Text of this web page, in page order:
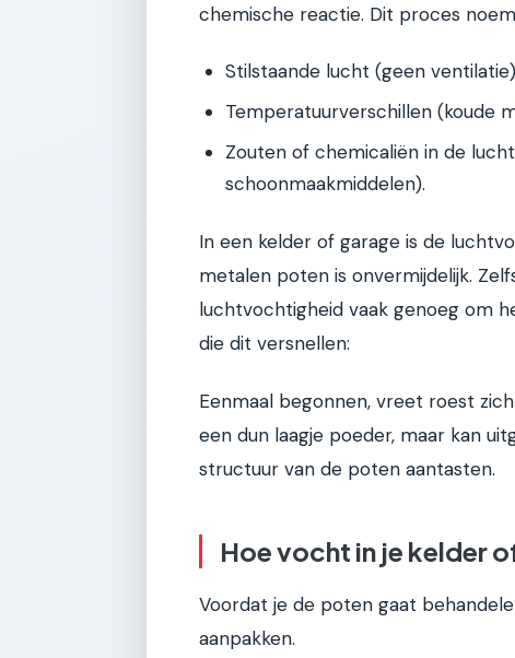
chemische reactie. Dit proces
Stilstaande lucht (geen
Temperatuurverschillen (koude
Zouten of chemicaliën in de
schoonmaakmiddelen).
In een kelder of garage is de
metalen poten is onvermijdelijk.
luchtvochtigheid vaak genoeg om
die dit versnellen:
Eenmaal begonnen, vreet roest
een dun laagje poeder, maar kan
structuur van de poten aantasten.
Hoe vocht in je kelder
Voordat je de poten gaat
aanpakken.